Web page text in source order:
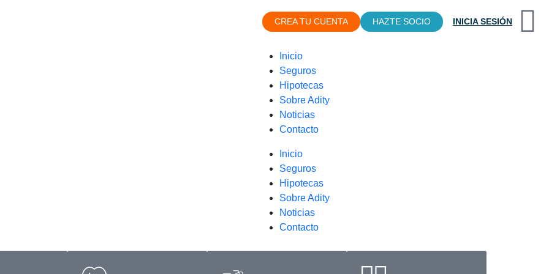
CREA TU CUENTA HAZTE SOCIO INICIA SESIÓN
Inicio
Seguros
Hipotecas
Sobre Adity
Noticias
Contacto
Inicio
Seguros
Hipotecas
Sobre Adity
Noticias
Contacto